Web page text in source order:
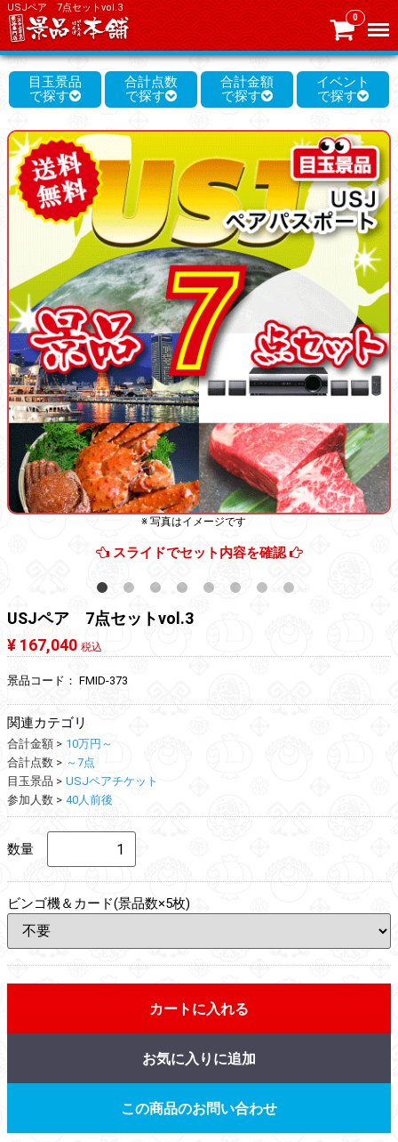
USJペア 7点セットvol.3
0 Menu
目玉景品 合計点数 合計金額 イベント
※ 写真はイメージです
スライドでセット内容を確認
USJペア 7点セットvol.3
¥ 167,040 税込
景品コード： FMID-373
関連カテゴリ
合計金額
10万円～
合計点数
～7点
目玉景品
USJペアチケット
参加人数
40人前後
数量
ビンゴ機＆カード(景品数×5枚)
カートに入れる
お気に入りに追加
この商品のお問い合わせ